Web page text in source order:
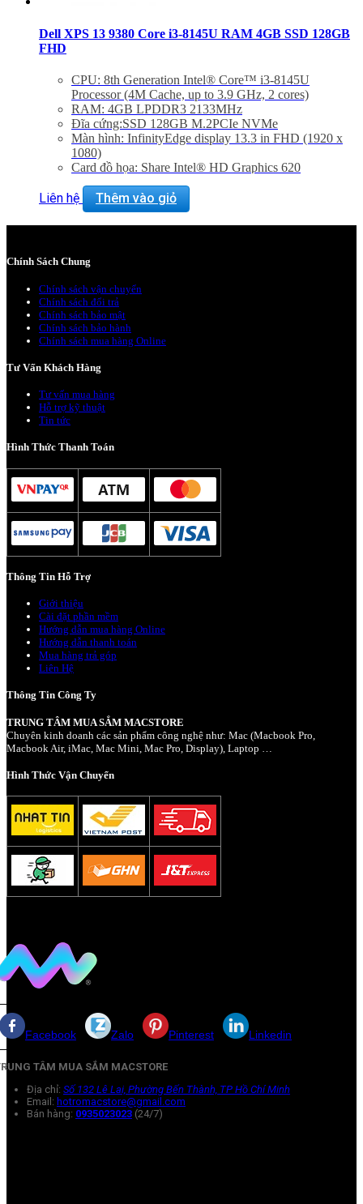
Dell XPS 13 9380 Core i3-8145U RAM 4GB SSD 128GB
FHD
CPU: 8th Generation Intel® Core™ i3-8145U
Processor (4M Cache, up to 3.9 GHz, 2 cores)
RAM: 4GB LPDDR3 2133MHz
Đĩa cứng:SSD 128GB M.2PCIe NVMe
Màn hình: InfinityEdge display 13.3 in FHD (1920 x
1080)
Card đồ họa: Share Intel® HD Graphics 620
Liên hệ Thêm vào giỏ
Chính Sách Chung
Chính sách vận chuyển
Chính sách đổi trả
Chính sách bảo mật
Chính sách bảo hành
Chính sách mua hàng Online
Tư Vấn Khách Hàng
Tư vấn mua hàng
Hỗ trợ kỹ thuật
Tin tức
Hình Thức Thanh Toán
Thông Tin Hỗ Trợ
Giới thiệu
Cài đặt phần mềm
Hướng dẫn mua hàng Online
Hướng dẫn thanh toán
Mua hàng trả góp
Liên Hệ
Thông Tin Công Ty
TRUNG TÂM MUA SẮM MACSTORE
Chuyên kinh doanh các sản phẩm công nghệ như: Mac (Macbook Pro,
Macbook Air, iMac, Mac Mini, Mac Pro, Display), Laptop …
Hình Thức Vận Chuyển
Facebook Zalo Pinterest Linkedin
TÂM MUA SẮM MACSTORE
Địa chỉ: Số 132 Lê Lai, Phường Bến Thành, TP Hồ Chí Minh
Email: hotromacstore@gmail.com
Bán hàng: 0935023023 (24/7)